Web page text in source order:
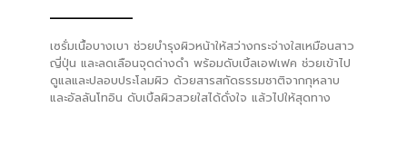
เซรั่มเนื้อบางเบา ช่วยบำรุงผิวหน้าให้สว่างกระจ่างใสเหมือนสาว
ญี่ปุ่น และลดเลือนจุดด่างดำ พร้อมดับเบิ้ลเอฟเฟค ช่วยเข้าไป
ดูแลและปลอบประโลมผิว ด้วยสารสกัดธรรมชาติจากกุหลาบ
และอัลลันโทอิน ดับเบิ้ลผิวสวยใสได้ดั่งใจ แล้วไปให้สุดทาง